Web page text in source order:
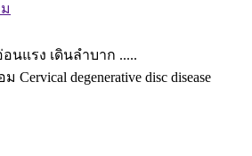
นแรง เดินลำบาก .....
degenerative disc disease